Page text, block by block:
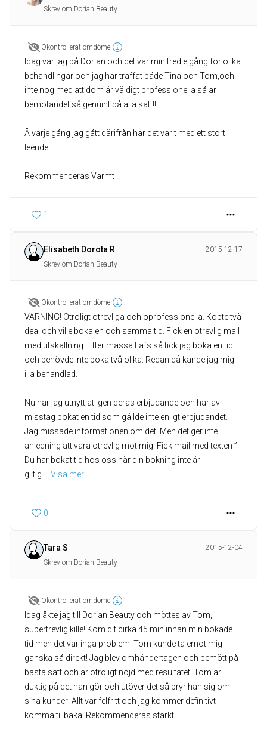
Skrev om Dorian Beauty
Okontrollerat omdöme
Idag var jag på Dorian och det var min tredje gång för olika
behandlingar och jag har träffat både Tina och Tom,och
inte nog med att dom är väldigt professionella så är
bemötandet så genuint på alla sätt!!
Å varje gång jag gått därifrån har det varit med ett stort
leénde.
Rekommenderas Varmt !!
1
Elisabeth Dorota R
2015-12-17
Skrev om Dorian Beauty
Okontrollerat omdöme
VARNING! Otroligt otrevliga och oprofessionella. Köpte två
deal och ville boka en och samma tid. Fick en otrevlig mail
med utskällning. Efter massa tjafs så fick jag boka en tid
och behövde inte boka två olika. Redan då kände jag mig
illa behandlad.
Nu har jag utnyttjat igen deras erbjudande och har av
misstag bokat en tid som gällde inte enligt erbjudandet.
Jag missade informationen om det. Men det ger inte
anledning att vara otrevlig mot mig. Fick mail med texten ”
Du har bokat tid hos oss när din bokning inte är
giltig.
Visa mer
0
Tara S
2015-12-04
Skrev om Dorian Beauty
Okontrollerat omdöme
Idag åkte jag till Dorian Beauty och möttes av Tom,
supertrevlig kille! Kom dit cirka 45 min innan min bokade
tid men det var inga problem! Tom kunde ta emot mig
ganska så direkt! Jag blev omhändertagen och bemött på
bästa sätt och är otroligt nöjd med resultatet! Tom är
duktig på det han gör och utöver det så bryr han sig om
sina kunder! Allt var felfritt och jag kommer definitivt
komma tillbaka! Rekommenderas starkt!